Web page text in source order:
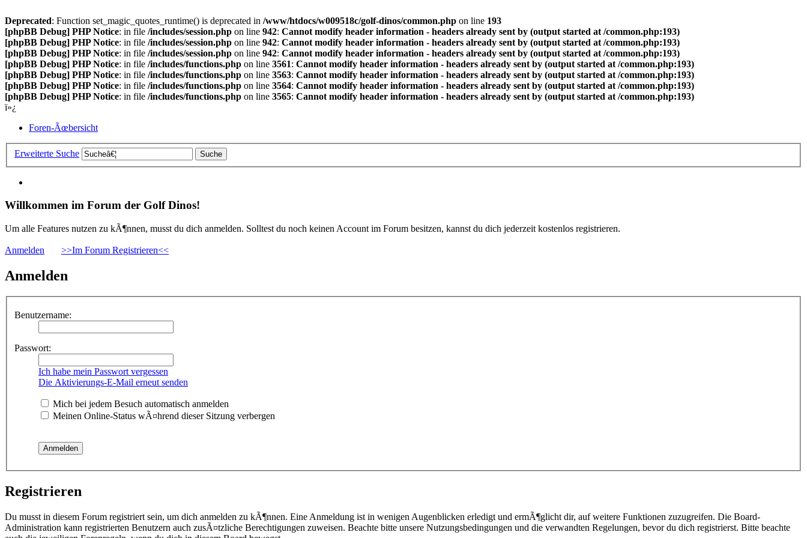
Deprecated: Function set_magic_quotes_runtime() is deprecated in /www/htdocs/w009518c/golf-dinos/common.php on line 193
[phpBB Debug] PHP Notice: in file /includes/session.php on line 942: Cannot modify header information - headers already sent by (output started at /common.php:193)
[phpBB Debug] PHP Notice: in file /includes/session.php on line 942: Cannot modify header information - headers already sent by (output started at /common.php:193)
[phpBB Debug] PHP Notice: in file /includes/session.php on line 942: Cannot modify header information - headers already sent by (output started at /common.php:193)
[phpBB Debug] PHP Notice: in file /includes/functions.php on line 3561: Cannot modify header information - headers already sent by (output started at /common.php:193)
[phpBB Debug] PHP Notice: in file /includes/functions.php on line 3563: Cannot modify header information - headers already sent by (output started at /common.php:193)
[phpBB Debug] PHP Notice: in file /includes/functions.php on line 3564: Cannot modify header information - headers already sent by (output started at /common.php:193)
[phpBB Debug] PHP Notice: in file /includes/functions.php on line 3565: Cannot modify header information - headers already sent by (output started at /common.php:193)
ï»¿
Foren-Ãœbersicht
Erweiterte Suche
Willkommen im Forum der Golf Dinos!
Um alle Features nutzen zu kÃ¶nnen, musst du dich anmelden. Solltest du noch keinen Account im Forum besitzen, kannst du dich jederzeit kostenlos registrieren.
Anmelden >>Im Forum Registrieren<<
Anmelden
Benutzername:
Passwort:
Ich habe mein Passwort vergessen
Die Aktivierungs-E-Mail erneut senden
Mich bei jedem Besuch automatisch anmelden
Meinen Online-Status wÃ¤hrend dieser Sitzung verbergen
Registrieren
Du musst in diesem Forum registriert sein, um dich anmelden zu kÃ¶nnen. Eine Anmeldung ist in wenigen Augenblicken erledigt und ermÃ¶glicht dir, auf weitere Funktionen zuzugreifen. Die Board-
Administration kann registrierten Benutzern auch zusÃ¤tzliche Berechtigungen zuweisen. Beachte bitte unsere Nutzungsbedingungen und die verwandten Regelungen, bevor du dich registrierst. Bitte beachte